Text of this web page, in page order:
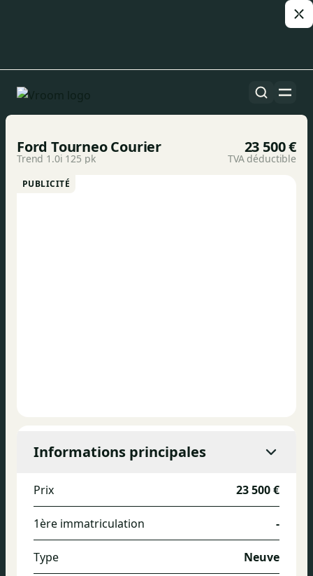
Toutes les voitures
Ford Tourneo Courier 23 500 €
Trend 1.0i 125 pk TVA déductible
PUBLICITÉ
Informations principales
Prix 23 500 €
1ère immatriculation -
Type Neuve